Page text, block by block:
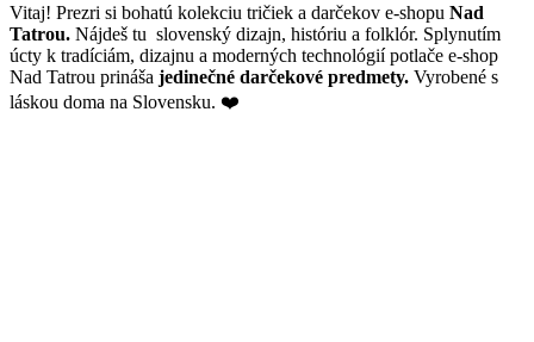
Vitaj! Prezri si bohatú kolekciu tričiek a darčekov e-shopu Nad
Tatrou. Nájdeš tu slovenský dizajn, históriu a folklór. Splynutím
úcty k tradíciám, dizajnu a moderných technológií potlače e-shop
Nad Tatrou prináša jedinečné darčekové predmety. Vyrobené s
láskou doma na Slovensku. ❤️